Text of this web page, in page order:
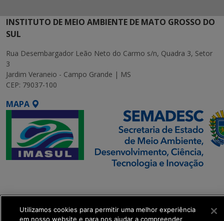
INSTITUTO DE MEIO AMBIENTE DE MATO GROSSO DO
SUL
Rua Desembargador Leão Neto do Carmo s/n, Quadra 3, Setor
3
Jardim Veraneio - Campo Grande | MS
CEP: 79037-100
MAPA
Executiva de
Transformação Digital
Utilizamos cookies para permitir uma melhor experiência
em nosso website e para nos ajudar a compreender